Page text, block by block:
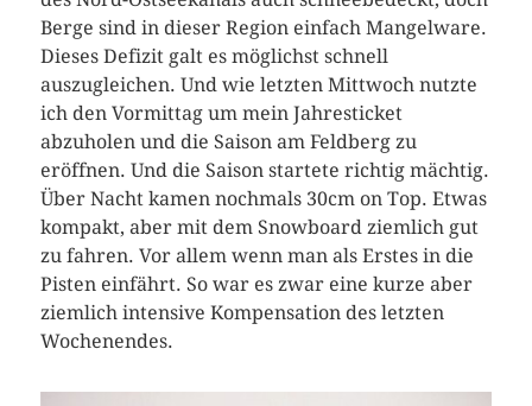
Berge sind in dieser Region einfach Mangelware.
Dieses Defizit galt es möglichst schnell
auszugleichen. Und wie letzten Mittwoch nutzte
ich den Vormittag um mein Jahresticket
abzuholen und die Saison am Feldberg zu
eröffnen. Und die Saison startete richtig mächtig.
Über Nacht kamen nochmals 30cm on Top. Etwas
kompakt, aber mit dem Snowboard ziemlich gut
zu fahren. Vor allem wenn man als Erstes in die
Pisten einfährt. So war es zwar eine kurze aber
ziemlich intensive Kompensation des letzten
Wochenendes.